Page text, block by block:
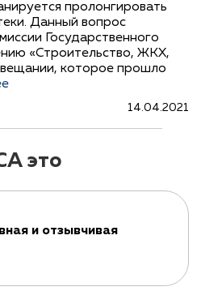
пролонгировать
Данный вопрос
Государственного
«Строительство, ЖКХ,
которое прошло
14.04.2021
это
и отзывчивая